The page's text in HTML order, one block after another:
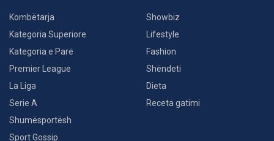
Kombëtarja
Kategoria Superiore
Kategoria e Parë
Premier League
La Liga
Serie A
Shumësportësh
Sport Gossip
Showbiz
Lifestyle
Fashion
Shëndeti
Dieta
Receta gatimi